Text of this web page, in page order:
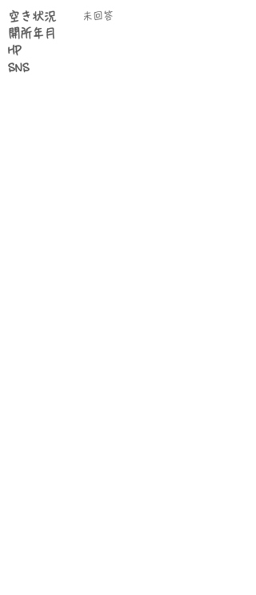
空き状況
​開所年月
HP
未回答
SNS